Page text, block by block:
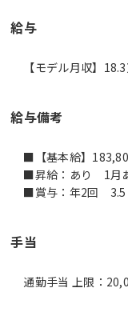
給与
【モデル月収】
給与備考
■【基本給】
■昇給：あり 1月あ
■賞与：年2回 3.5
手当
通勤手当 上限：